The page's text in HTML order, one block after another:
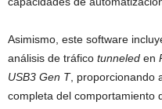
Asimismo, este software
análisis de tráfico tunneled en
USB3 Gen T, proporcionando
completa del comportamiento